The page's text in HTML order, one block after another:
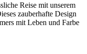
Reise mit unserem
zauberhafte Design
mit Leben und Farbe